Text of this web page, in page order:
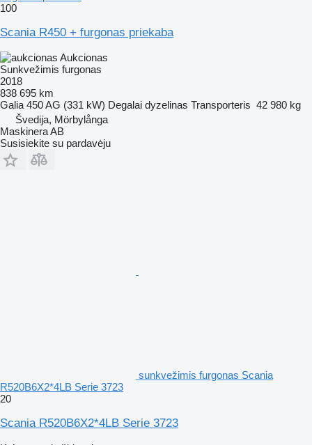
100
Scania R450 + furgonas priekaba
Aukcionas
Sunkvežimis furgonas
2018
838 695 km
Galia 450 AG (331 kW) Degalai dyzelinas Transporteris 42 980 kg
Švedija, Mörbylånga
Maskinera AB
Susisiekite su pardavėju
sunkvežimis furgonas Scania
R520B6X2*4LB Serie 3723
20
Scania R520B6X2*4LB Serie 3723